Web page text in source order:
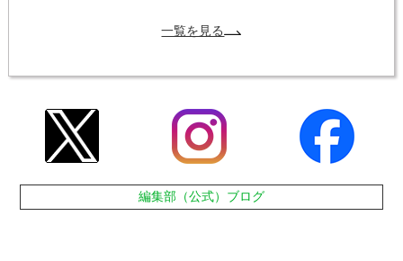
一覧を見る
編集部（公式）ブログ